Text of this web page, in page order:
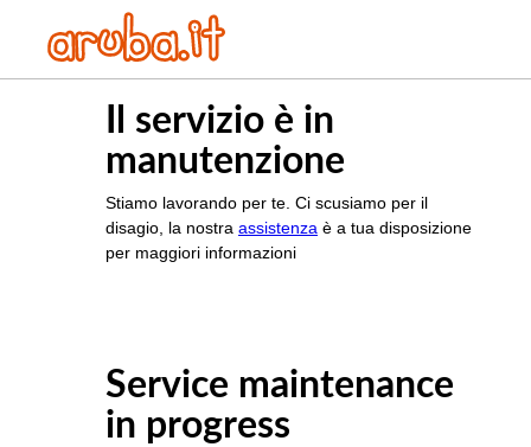
Il servizio è in
manutenzione
Stiamo lavorando per te. Ci scusiamo per il
disagio, la nostra assistenza è a tua disposizione
per maggiori informazioni
Service maintenance
in progress